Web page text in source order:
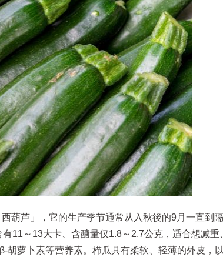
葫芦」，它的生产季节通常从入秋後的9月一直到隔
11～13大卡、含醣量仅1.8～2.7公克，适合想减重
胡萝卜素等营养素。栉瓜具有柔软、轻薄的外皮，